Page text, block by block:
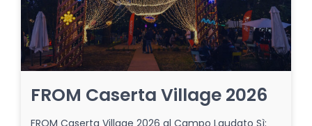
FROM Caserta Village 2026